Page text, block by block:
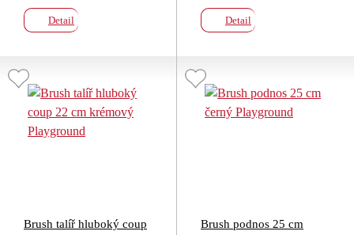
Detail Detail
Brush talíř hluboký coup
Brush podnos 25 cm